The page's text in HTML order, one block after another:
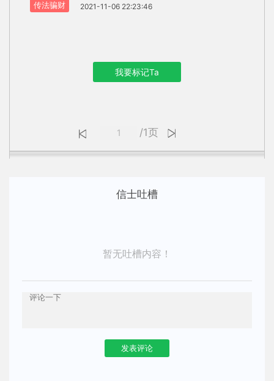
传法骗财 2021-11-06 22:23:46
我要标记Ta
/1页
信士吐槽
暂无吐槽内容！
发表评论